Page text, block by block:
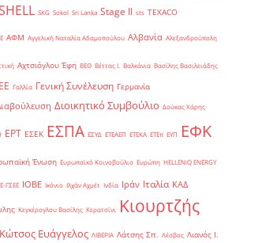
SKG Sokol Sri Lanka Stage II sts TEXACO
ΑΦΜ Αγγελική Ναταλία Αδαμοπούλου Αλβανία Αλεξανδρούπολη
Αχτσιόγλου Έφη ΒΕΘ Βέττας Ι. Βαλκάνια Βασίλης Βασιλειάδης
Γαλλία Γενική Συνέλευση Γερμανία
Διοικητικό Συμβούλιο Δούκας Χάρης
ΕΡΤ ΕΣΕΚ ΕΣΠΑ ΕΣΥΔ ΕΤΕΑΕΠ ΕΤΕΚΑ ΕΤΕπ ΕΥΠ ΕΦΚ
Ένωση Ευρωπαϊκό Κοινοβούλιο Ευρώπη ΗELLENiQ ENERGY
ΓΣΕΕ ΙΟΒΕ Ικόνιο Ιλχάν Αχμέτ Ινδία Ιράν Ιταλία ΚΑΔ
Κεγκέρογλου Βασίλης Κερατσίνι
Κιουρτζής
Κώτσος Ευάγγελος ΛΙΒΕΡΙΑ Λάτσης Σπ. Λέσβος Λιανός Ι.